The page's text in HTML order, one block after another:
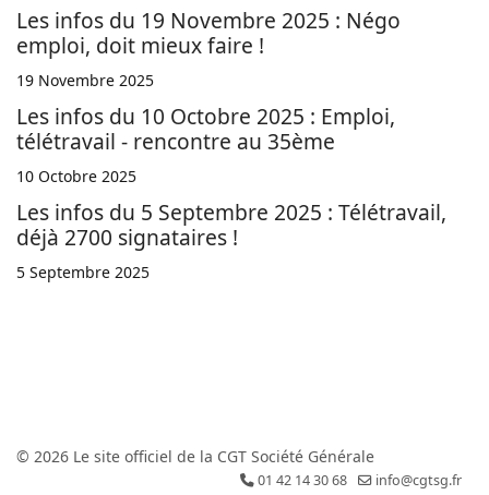
Les infos du 19 Novembre 2025 : Négo
emploi, doit mieux faire !
19 Novembre 2025
Les infos du 10 Octobre 2025 : Emploi,
télétravail - rencontre au 35ème
10 Octobre 2025
Les infos du 5 Septembre 2025 : Télétravail,
déjà 2700 signataires !
5 Septembre 2025
© 2026 Le site officiel de la CGT Société Générale
01 42 14 30 68 info@cgtsg.fr